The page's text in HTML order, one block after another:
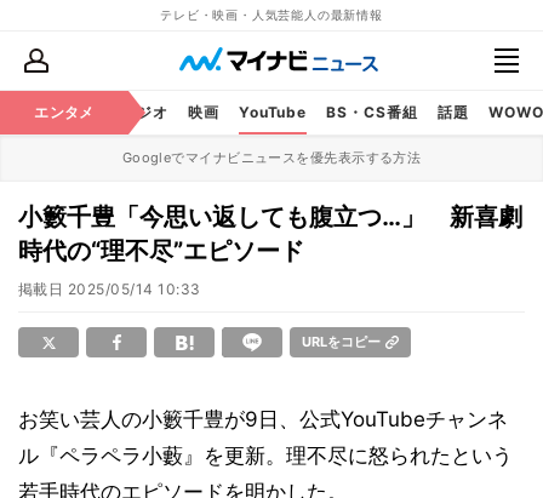
テレビ・映画・人気芸能人の最新情報
エンタメ
テレビ ラジオ 映画 YouTube BS・CS番組 話題
Googleでマイナビニュースを優先表示する方法
小籔千豊「今思い返しても腹立つ…」 新喜劇
時代の“理不尽”エピソード
掲載日 2025/05/14 10:33
URLをコピー
お笑い芸人の小籔千豊が9日、公式YouTubeチャンネ
ル『ペラペラ小藪』を更新。理不尽に怒られたという
若手時代のエピソードを明かした。